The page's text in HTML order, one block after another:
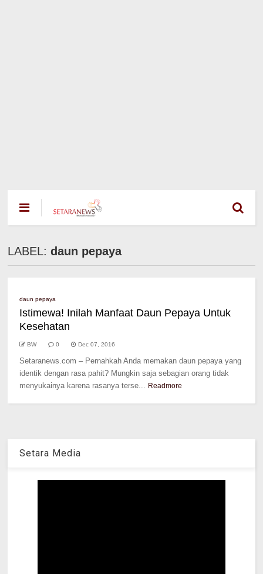
LABEL:daun pepaya
daun pepaya
Istimewa! Inilah Manfaat Daun Pepaya Untuk
Kesehatan
BW 0 Dec 07, 2016
Setaranews.com – Pernahkah Anda memakan daun pepaya yang
identik dengan rasa pahit? Mungkin saja sebagian orang tidak
menyukainya karena rasanya terse... Readmore
Setara Media